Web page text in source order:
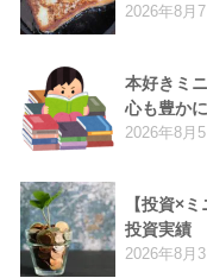
2026年8月7
本好きミ
心も豊か
2026年8月5
【投資×
投資実績
2026年8月3